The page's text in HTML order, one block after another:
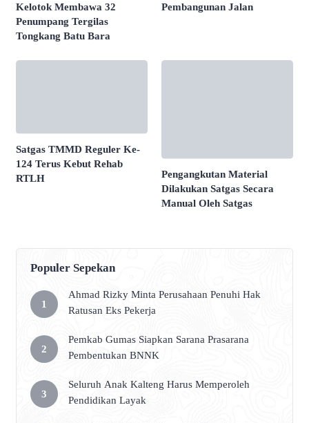
Kelotok Membawa 32
Penumpang Tergilas
Tongkang Batu Bara
Pembangunan Jalan
Satgas TMMD Reguler Ke-
124 Terus Kebut Rehab
RTLH
Pengangkutan Material
Dilakukan Satgas Secara
Manual Oleh Satgas
Populer Sepekan
Ahmad Rizky Minta Perusahaan Penuhi Hak
Ratusan Eks Pekerja
Pemkab Gumas Siapkan Sarana Prasarana
Pembentukan BNNK
Seluruh Anak Kalteng Harus Memperoleh
Pendidikan Layak